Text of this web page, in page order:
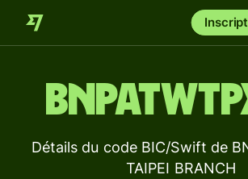
Détails du code BIC/Swift de
TAIPEI BRANCH